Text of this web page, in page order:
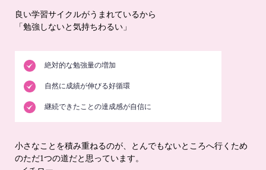
良い学習サイクルがうまれているから
「勉強しないと気持ちわるい」
絶対的な勉強量の増加
自然に成績が伸びる好循環
継続できたことの達成感が自信に
小さなことを積み重ねるのが、とんでもないところへ行くため
のただ1つの道だと思っています。